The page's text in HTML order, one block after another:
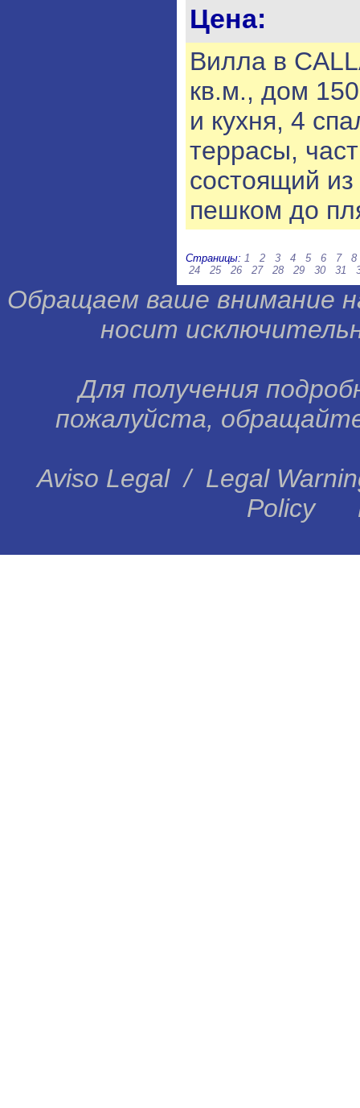
Цена:
Вилла в
кв.м., дом
и кухня, 4
террасы,
состоящий
пешком до
Страницы: 1 2 3 4 5 6 7
8
24
25 26 27 28 29 30 31
Обращаем ваше внимание
носит
Для получения
пожалуйста,
Aviso Legal/ Legal
Policy